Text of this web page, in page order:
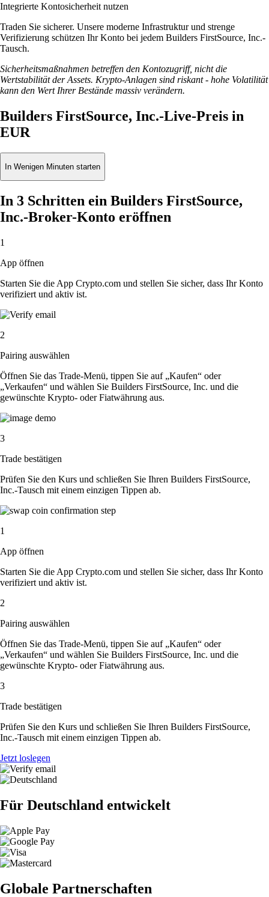
Integrierte Kontosicherheit nutzen
Traden Sie sicherer. Unsere moderne Infrastruktur und strenge
Verifizierung schützen Ihr Konto bei jedem Builders FirstSource, Inc.-
Tausch.
Sicherheitsmaßnahmen betreffen den Kontozugriff, nicht die
Wertstabilität der Assets. Krypto-Anlagen sind riskant - hohe Volatilität
kann den Wert Ihrer Bestände massiv verändern.
Builders FirstSource, Inc.-Live-Preis in
EUR
In Wenigen Minuten starten
In 3 Schritten ein Builders FirstSource,
Inc.-Broker-Konto eröffnen
1
App öffnen
Starten Sie die App Crypto.com und stellen Sie sicher, dass Ihr Konto
verifiziert und aktiv ist.
2
Pairing auswählen
Öffnen Sie das Trade-Menü, tippen Sie auf „Kaufen“ oder
„Verkaufen“ und wählen Sie Builders FirstSource, Inc. und die
gewünschte Krypto- oder Fiatwährung aus.
3
Trade bestätigen
Prüfen Sie den Kurs und schließen Sie Ihren Builders FirstSource,
Inc.-Tausch mit einem einzigen Tippen ab.
1
App öffnen
Starten Sie die App Crypto.com und stellen Sie sicher, dass Ihr Konto
verifiziert und aktiv ist.
2
Pairing auswählen
Öffnen Sie das Trade-Menü, tippen Sie auf „Kaufen“ oder
„Verkaufen“ und wählen Sie Builders FirstSource, Inc. und die
gewünschte Krypto- oder Fiatwährung aus.
3
Trade bestätigen
Prüfen Sie den Kurs und schließen Sie Ihren Builders FirstSource,
Inc.-Tausch mit einem einzigen Tippen ab.
Jetzt loslegen
Für Deutschland entwickelt
Globale Partnerschaften